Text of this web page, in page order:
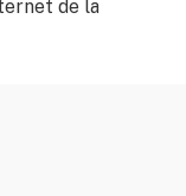
de la